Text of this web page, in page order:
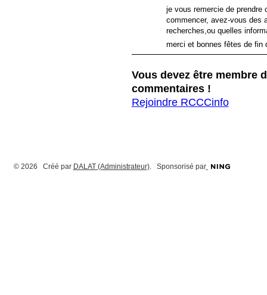
je vous remercie de prendre
commencer, avez-vous des
recherches,ou quelles
merci et bonnes fêtes de fin
Vous devez être membre
commentaires !
Rejoindre RCCCinfo
© 2026 Créé par DALAT (Administrateur). Sponsorisé par